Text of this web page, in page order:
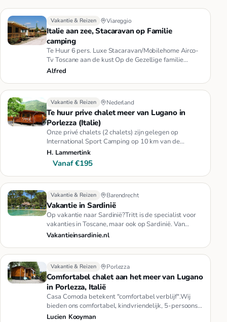
Vakantie & Reizen Viareggio
Italie aan zee, Stacaravan op Familie
camping
Te Huur 6 pers. Luxe Stacaravan/Mobilehome Airco-
Tv Toscane aan de kust Op de Gezellige familie
Camping Paradisio in Tos…
Alfred
Vakantie & Reizen Nederland
Te huur prive chalet meer van Lugano in
Porlezza (Italie)
Onze privé chalets (2 chalets) zijn gelegen op
International Sport Camping op 10 km van de
Zwitserse grens, direct aan h…
H. Lammertink
Vanaf €195
Vakantie & Reizen Barendrecht
Vakantie in Sardinië
Op vakantie naar Sardinië?Tritt is de specialist voor
vakanties in Toscane, maar ook op Sardinië. Van
exclusive villa's …
Vakantieinsardinie.nl
Vakantie & Reizen Porlezza
Comfortabel chalet aan het meer van Lugano
in Porlezza, Italië
Casa Comoda betekent "comfortabel verblijf".Wij
bieden ons comfortabel, kindvriendelijk, 5-persoons
chalet in Porlezza t…
Lucien Kooyman